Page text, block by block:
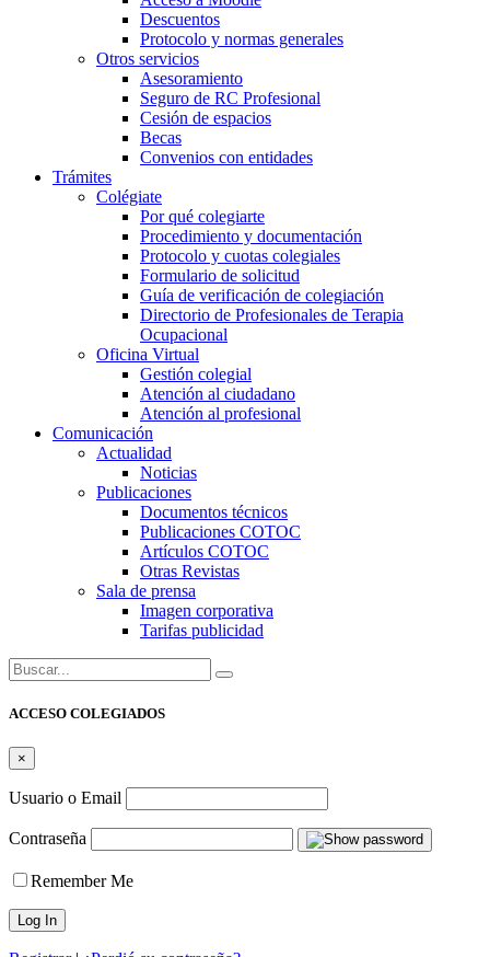
Descuentos
Protocolo y normas generales
Otros servicios
Asesoramiento
Seguro de RC Profesional
Cesión de espacios
Becas
Convenios con entidades
Trámites
Colégiate
Por qué colegiarte
Procedimiento y documentación
Protocolo y cuotas colegiales
Formulario de solicitud
Guía de verificación de colegiación
Directorio de Profesionales de Terapia
Ocupacional
Oficina Virtual
Gestión colegial
Atención al ciudadano
Atención al profesional
Comunicación
Actualidad
Noticias
Publicaciones
Documentos técnicos
Publicaciones COTOC
Artículos COTOC
Otras Revistas
Sala de prensa
Imagen corporativa
Tarifas publicidad
Buscar:
ACCESO COLEGIADOS
×
Usuario o Email
Contraseña
Remember Me